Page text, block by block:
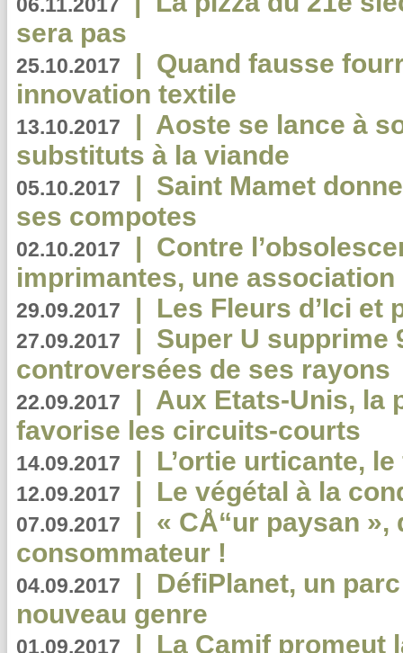
sera pas
25.10.2017 | Quand fausse
innovation textile
13.10.2017 | Aoste se lance à
substituts à la viande
05.10.2017 | Saint Mamet
ses compotes
02.10.2017 | Contre
imprimantes, une
29.09.2017 | Les Fleurs d’Ici et
27.09.2017 | Super U supprime
controversées de ses rayons
22.09.2017 | Aux Etats-Unis, la
favorise les circuits-courts
14.09.2017 | L’ortie urticante,
12.09.2017 | Le végétal à la
07.09.2017 | « CÅ“ur paysan
consommateur !
04.09.2017 | DéfiPlanet, un
nouveau genre
01.09.2017 | La Camif promeut